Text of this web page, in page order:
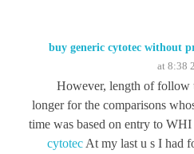
buy generic cytotec without
However, length of follow
longer for the comparisons
time was based on entry to WHI
cytotec At my last u s I had